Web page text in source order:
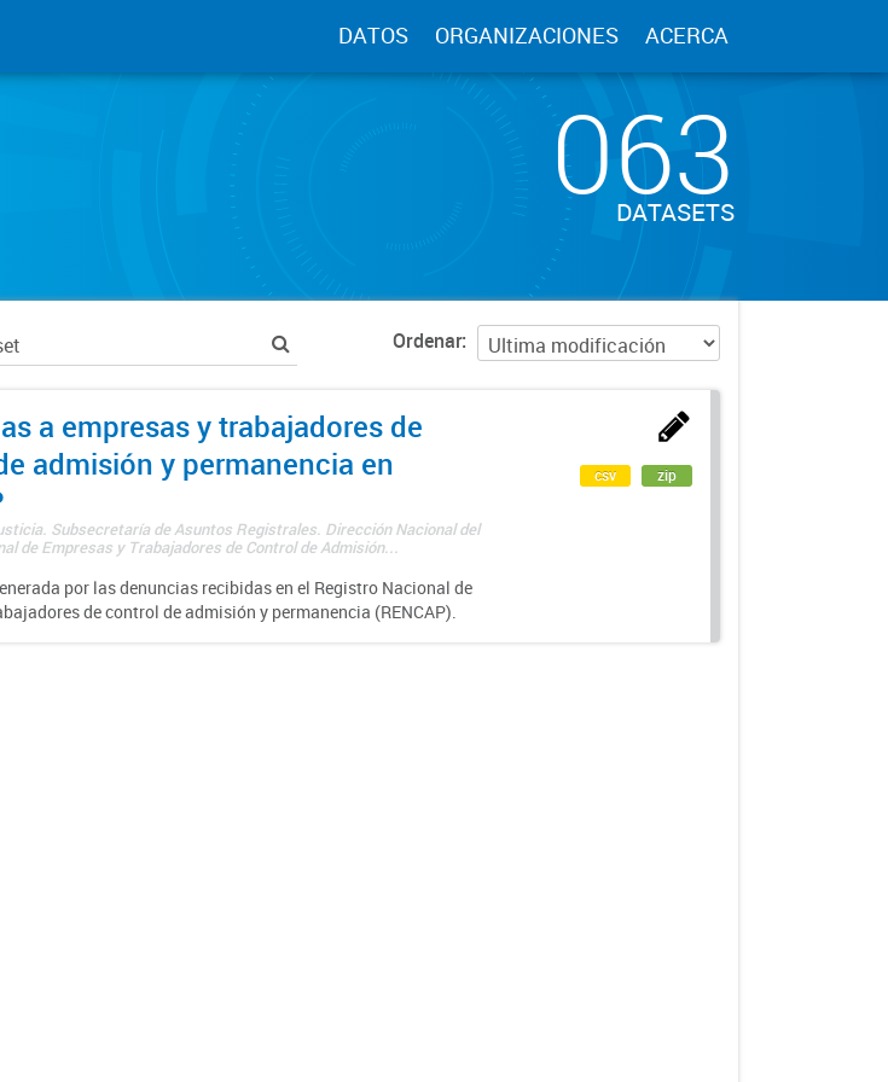
DATOS ORGANIZACIONES ACERCA
063
DATASETS
Ordenar
a empresas y trabajadores de
admisión y permanencia en
Subsecretaría de Asuntos Registrales. Dirección Nacional del
de Empresas y Trabajadores de Control de Admisión...
por las denuncias recibidas en el Registro Nacional de
de control de admisión y permanencia (RENCAP).
csv zip